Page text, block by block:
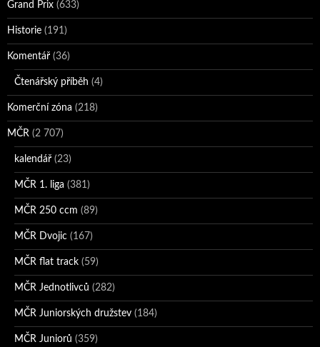
Grand Prix (633)
Historie (191)
Komentář (36)
Čtenářský příběh (4)
Komerční zóna (218)
MČR (2 707)
kalendář (23)
MČR 1. liga (381)
MČR 250 ccm (89)
MČR Dvojic (167)
MČR flat track (59)
MČR Jednotlivců (282)
MČR Juniorských družstev (184)
MČR Juniorů (359)